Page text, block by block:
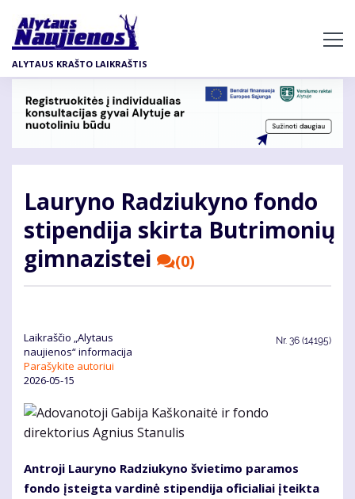
pagrindinį
turinį
ALYTAUS KRAŠTO LAIKRAŠTIS
Lauryno Radziukyno fondo
stipendija skirta Butrimonių
gimnazistei
(0)
Laikraščio „Alytaus
naujienos“ informacija
Parašykite autoriui
2026-05-15
Nr. 36 (14195)
Antroji Lauryno Radziukyno švietimo paramos
fondo įsteigta vardinė stipendija oficialiai įteikta